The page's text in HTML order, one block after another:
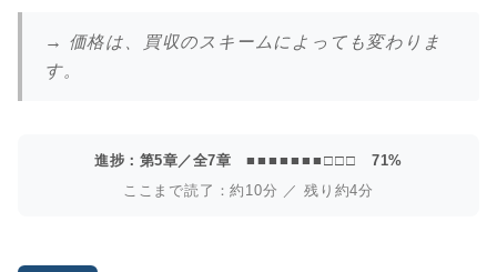
→ 価格は、買収のスキームによっても変わりま
す。
進捗：第5章／全7章■■■■■■■□□□
71%
ここまで読了：約10分 ／ 残り約4分